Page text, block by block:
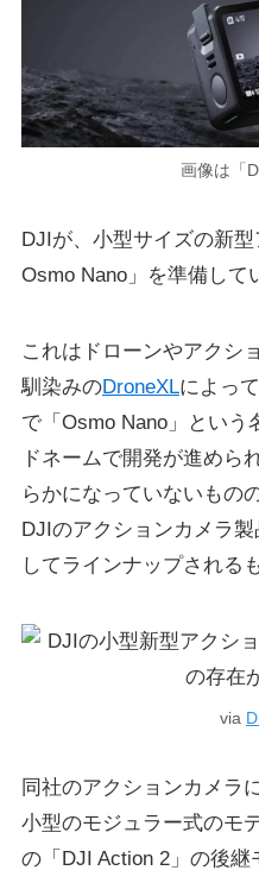
画像は「
DJIが、小型サイズの新
Osmo Nano」を準備して
これはドローンやアクシ
馴染みのDroneXLによっ
で「Osmo Nano」という
ドネームで開発が進めら
らかになっていないもの
DJIのアクションカメラ
してラインナップされる
via
同社のアクションカメラ
小型のモジュラー式のモ
の「DJI Action 2」の後継